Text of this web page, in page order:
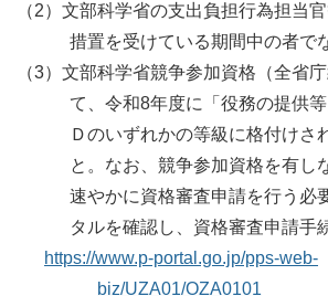
（2）文部科学省の支出負担行為担当
措置を受けている期間中の者で
（3）文部科学省競争参加資格（全省
て、令和8年度に「役務の提供等
Ｄのいずれかの等級に格付けさ
と。なお、競争参加資格を有し
速やかに資格審査申請を行う必
タルを確認し、資格審査申請手
https://www.p-portal.go.jp/pps-web-
biz/UZA01/OZA0101